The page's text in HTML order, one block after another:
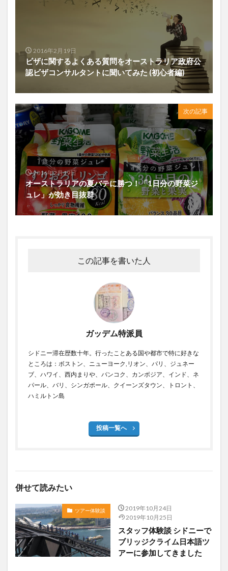
2016年2月19日
ビザに関するよくある質問をオーストラリア政府公
認ビザコンサルタントに聞いてみた (初心者編)
次の記事
2016年2月19日
オーストラリアの夏バテに勝つ！「1日分の野菜ジ
ュレ」が効き目抜群
この記事を書いた人
ガッデム特派員
シドニー滞在歴数十年。行ったことある国や都市で特に好きな
ところは：ボストン、ニューヨーク,リオン、パリ、ジュネー
ブ、ハワイ、西内まりや、バンコク、カンボジア、インド、ネ
パール、バリ、シンガポール、クイーンズタウン、トロント、
ハミルトン島
投稿一覧へ
併せて読みたい
ツアー体験談
2019年10月24日
2019年10月25日
スタッフ体験談 シドニーで
ブリッジクライム日本語ツ
アーに参加してきました